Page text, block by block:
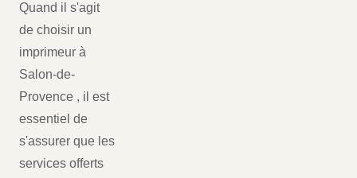
Quand il s'agit
de choisir un
imprimeur à
Salon-de-
Provence , il est
essentiel de
s'assurer que les
services offerts